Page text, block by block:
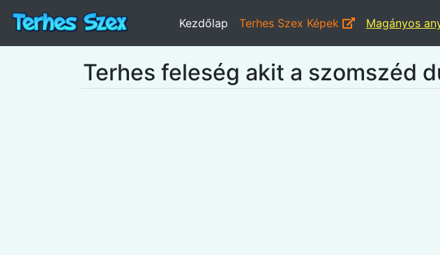
Kezdőlap Terhes Szex Képek Magányos
Terhes feleség akit a szomszéd